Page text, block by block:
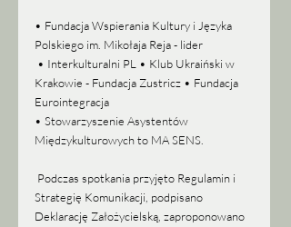
• Fundacja Wspierania Kultury i Języka
Polskiego im. Mikołaja Reja - lider
Krakowie - Fundacja Zustricz • Fundacja
Eurointegracja
• Stowarzyszenie Asystentów
Międzykulturowych to MA SENS.
Podczas spotkania przyjęto Regulamin i
Strategię Komunikacji, podpisano
Deklarację Założycielską, zaproponowano